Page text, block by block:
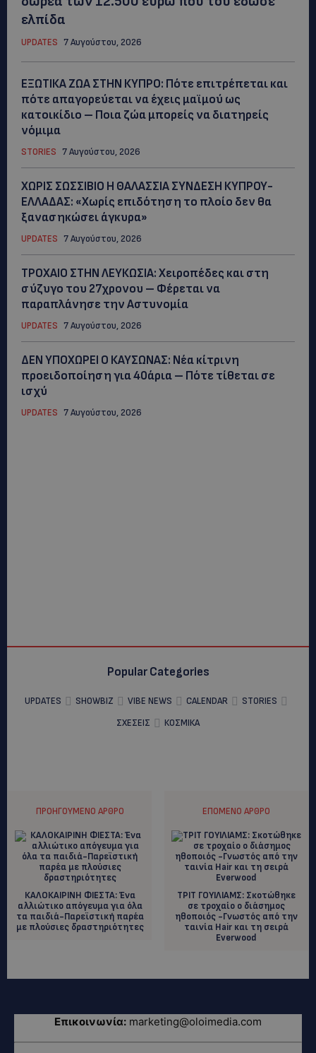
ελπίδα
UPDATES 7 Αυγούστου, 2026
ΕΞΩΤΙΚΑ ΖΩΑ ΣΤΗΝ ΚΥΠΡΟ: Πότε επιτρέπεται και
πότε απαγορεύεται να έχεις μαϊμού ως
κατοικίδιο – Ποια ζώα μπορείς να διατηρείς
νόμιμα
STORIES 7 Αυγούστου, 2026
ΧΩΡΙΣ ΣΩΣΣΙΒΙΟ Η ΘΑΛΑΣΣΙΑ ΣΥΝΔΕΣΗ ΚΥΠΡΟΥ-
ΕΛΛΑΔΑΣ: «Χωρίς επιδότηση το πλοίο δεν θα
ξανασηκώσει άγκυρα»
UPDATES 7 Αυγούστου, 2026
ΤΡΟΧΑΙΟ ΣΤΗΝ ΛΕΥΚΩΣΙΑ: Χειροπέδες και στη
σύζυγο του 27χρονου – Φέρεται να
παραπλάνησε την Αστυνομία
UPDATES 7 Αυγούστου, 2026
ΔΕΝ ΥΠΟΧΩΡΕΙ Ο ΚΑΥΣΩΝΑΣ: Νέα κίτρινη
προειδοποίηση για 40άρια – Πότε τίθεται σε
ισχύ
UPDATES 7 Αυγούστου, 2026
Popular Categories
UPDATES SHOWBIZ VIBE NEWS CALENDAR
STORIES
ΣΧΕΣΕΙΣ
ΚΟΣΜΙΚΑ
ΠΡΟΗΓΟΎΜΕΝΟ ΆΡΘΡΟ
ΚΑΛΟΚΑΙΡΙΝΗ ΦΙΕΣΤΑ: Ένα
αλλιώτικο απόγευμα για όλα
τα παιδιά-Παρεϊστική παρέα
με πλούσιες δραστηριότητες
ΕΠΌΜΕΝΟ ΆΡΘΡΟ
ΤΡΙΤ ΓΟΥΙΛΙΑΜΣ: Σκοτώθηκε
σε τροχαίο ο διάσημος
ηθοποιός -Γνωστός από την
ταινία Hair και τη σειρά
Everwood
Επικοινωνία: marketing@oloimedia.com